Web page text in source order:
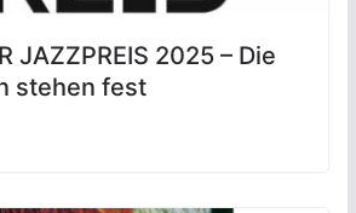
JAZZPREIS 2025 – Die
stehen fest